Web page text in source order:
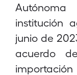
institución
junio de
acuerdo